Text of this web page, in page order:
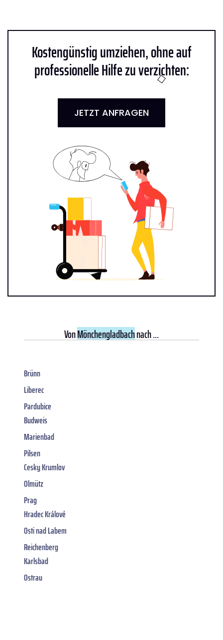
Kostengünstig umziehen, ohne auf
professionelle Hilfe zu verzichten:
JETZT ANFRAGEN
VonMönchengladbachnach ...
Brünn
Liberec
Pardubice
Budweis
Marienbad
Pilsen
Cesky Krumlov
Olmütz
Prag
Hradec Králové
Osti nad Labem
Reichenberg
Karlsbad
Ostrau